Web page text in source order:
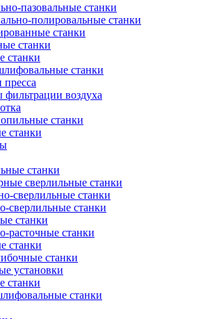
пазовальные станки
полировальные станки
станки
станки
станки
станки
воздуха
станки
станки
станки
сверлильные станки
сверлильные станки
сверлильные станки
станки
расточные станки
станки
станки
установки
станки
станки